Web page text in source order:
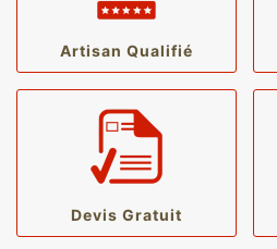
Artisan Qualifié
Devis Gratuit